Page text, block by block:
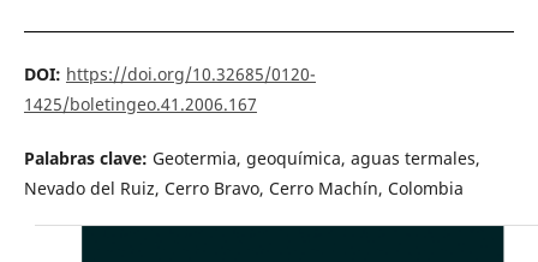
DOI: https://doi.org/10.32685/0120-
1425/boletingeo.41.2006.167
Palabras clave: Geotermia, geoquímica, aguas termales,
Nevado del Ruiz, Cerro Bravo, Cerro Machín, Colombia